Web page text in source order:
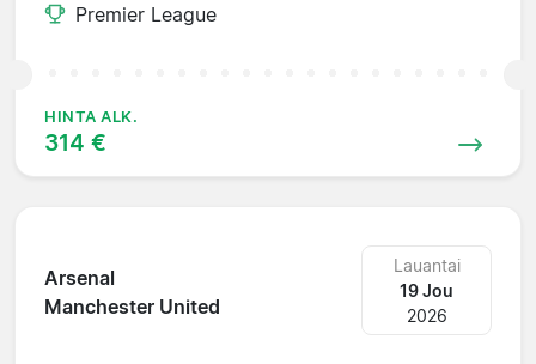
Premier League
HINTA ALK.
314 €
Arsenal
Manchester United
Lauantai
19 Jou
2026